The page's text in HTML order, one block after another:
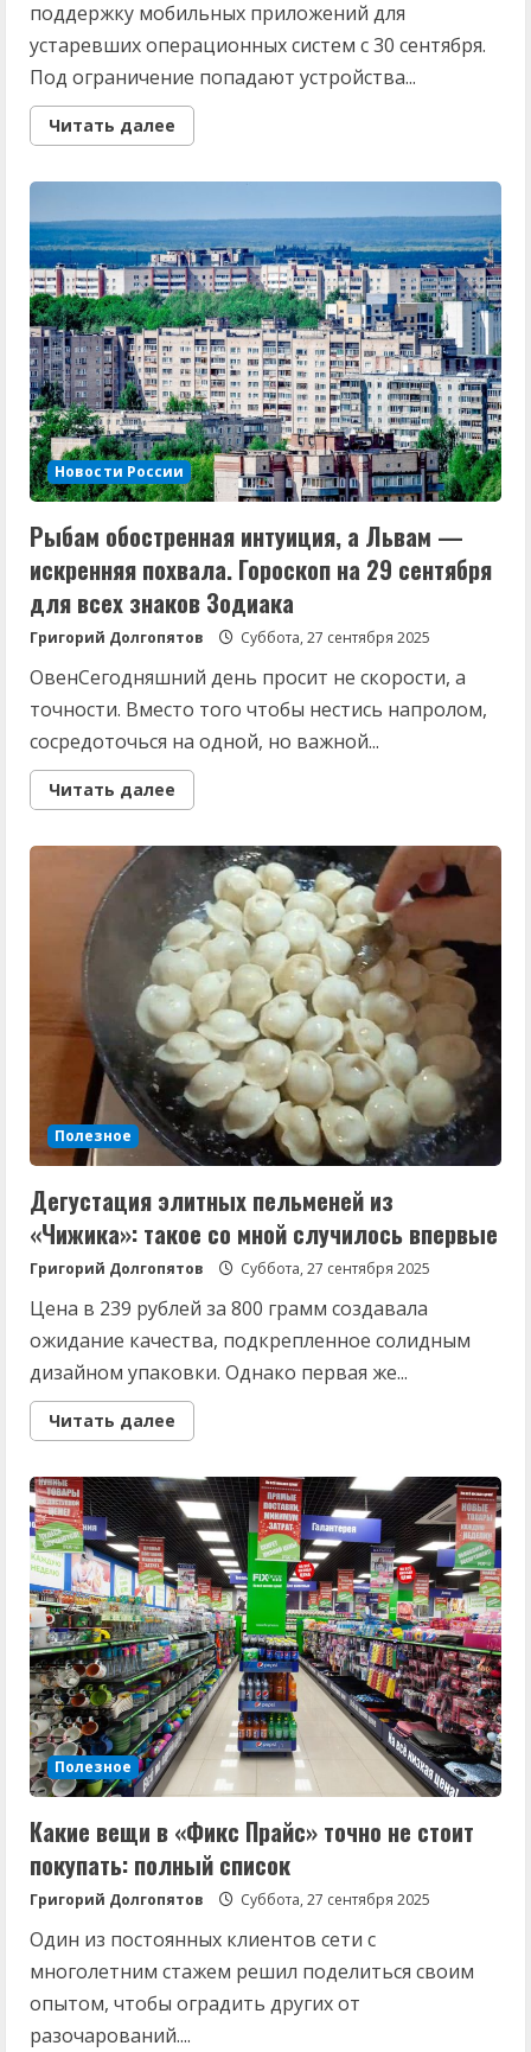
поддержку мобильных приложений для
устаревших операционных систем с 30 сентября.
Под ограничение попадают устройства...
Читать далее
more
30
сентября:
Wildberries
и
Ozon
удивили
россиян
неприятным
заявлением
Новости России
Рыбам обостренная интуиция, а Львам —
искренняя похвала. Гороскоп на 29 сентября
для всех знаков Зодиака
Григорий Долгопятов Суббота, 27 сентября 2025
ОвенСегодняшний день просит не скорости, а
точности. Вместо того чтобы нестись напролом,
сосредоточься на одной, но важной...
Читать далее
more
обостренная
интуиция,
а
Львам
—
искренняя
похвала.
Гороскоп
на
29
сентября
для
всех
знаков
Зодиака
Полезное
Дегустация элитных пельменей из
«Чижика»: такое со мной случилось впервые
Григорий Долгопятов Суббота, 27 сентября 2025
Цена в 239 рублей за 800 грамм создавала
ожидание качества, подкрепленное солидным
дизайном упаковки. Однако первая же...
Читать далее
more
элитных
пельменей
из
«Чижика»:
такое
со
мной
случилось
впервые
Полезное
Какие вещи в «Фикс Прайс» точно не стоит
покупать: полный список
Григорий Долгопятов Суббота, 27 сентября 2025
Один из постоянных клиентов сети с
многолетним стажем решил поделиться своим
опытом, чтобы оградить других от
разочарований....